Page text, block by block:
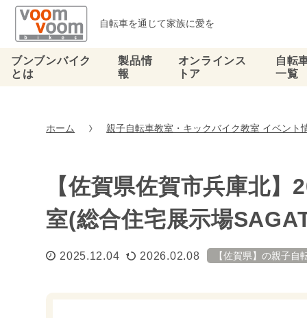
自転車を通じて家族に愛を
ブンブンバイク
とは
製品情
報
オンラインス
トア
自転
一覧
ホーム 親子自転車教室・キックバイク教室 イベント
【佐賀県佐賀市兵庫北
室(総合住宅展示場
2025.12.04 2026.02.08 【佐賀県】の親子